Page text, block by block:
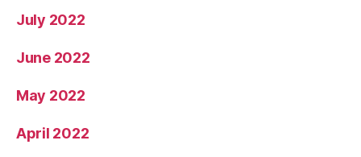
July 2022
June 2022
May 2022
April 2022